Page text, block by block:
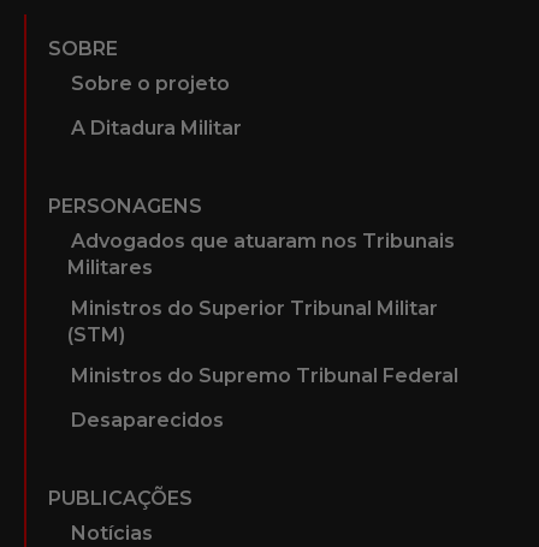
SOBRE
Sobre o projeto
A Ditadura Militar
PERSONAGENS
Advogados que atuaram nos Tribunais
Militares
Ministros do Superior Tribunal Militar
(STM)
Ministros do Supremo Tribunal Federal
Desaparecidos
PUBLICAÇÕES
Notícias